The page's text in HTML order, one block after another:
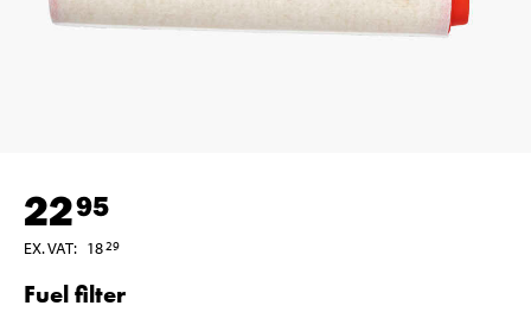
2295
EX. VAT: 1829
Fuel filter